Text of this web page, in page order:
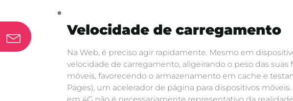
Velocidade de carregamento
Na Web, é preciso agir rapidamente. Mesmo em
velocidade de carregamento, aligeirando o peso das
móveis, favorecendo o armazenamento em cache e
Pages), um acelerador de página para dispositivos